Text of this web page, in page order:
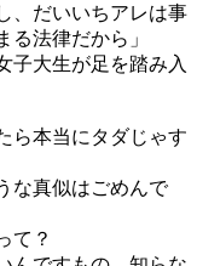
、だいいちアレは事
法律だから」
子大生が足を踏み入
ら本当にタダじゃす
な真似はごめんで
て？